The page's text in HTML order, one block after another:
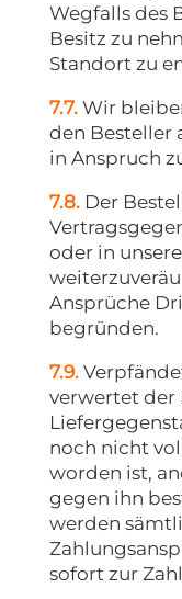
Wegfalls des
Besitz zu
Standort zu
7.7.Wir
den Besteller
in Anspruch
7.8.Der
oder in
Ansprüche
begründen.
7.9.
verwertet der
noch nicht
worden ist,
gegen ihn
werden
sofort zur